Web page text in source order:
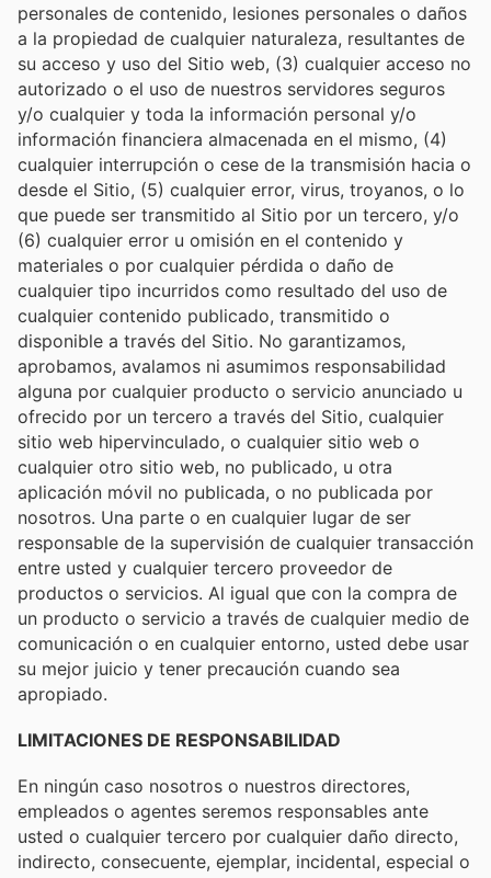
personales de contenido, lesiones personales o daños
a la propiedad de cualquier naturaleza, resultantes de
su acceso y uso del Sitio web, (3) cualquier acceso no
autorizado o el uso de nuestros servidores seguros
y/o cualquier y toda la información personal y/o
información financiera almacenada en el mismo, (4)
cualquier interrupción o cese de la transmisión hacia o
desde el Sitio, (5) cualquier error, virus, troyanos, o lo
que puede ser transmitido al Sitio por un tercero, y/o
(6) cualquier error u omisión en el contenido y
materiales o por cualquier pérdida o daño de
cualquier tipo incurridos como resultado del uso de
cualquier contenido publicado, transmitido o
disponible a través del Sitio. No garantizamos,
aprobamos, avalamos ni asumimos responsabilidad
alguna por cualquier producto o servicio anunciado u
ofrecido por un tercero a través del Sitio, cualquier
sitio web hipervinculado, o cualquier sitio web o
cualquier otro sitio web, no publicado, u otra
aplicación móvil no publicada, o no publicada por
nosotros. Una parte o en cualquier lugar de ser
responsable de la supervisión de cualquier transacción
entre usted y cualquier tercero proveedor de
productos o servicios. Al igual que con la compra de
un producto o servicio a través de cualquier medio de
comunicación o en cualquier entorno, usted debe usar
su mejor juicio y tener precaución cuando sea
apropiado.
LIMITACIONES DE RESPONSABILIDAD
En ningún caso nosotros o nuestros directores,
empleados o agentes seremos responsables ante
usted o cualquier tercero por cualquier daño directo,
indirecto, consecuente, ejemplar, incidental, especial o